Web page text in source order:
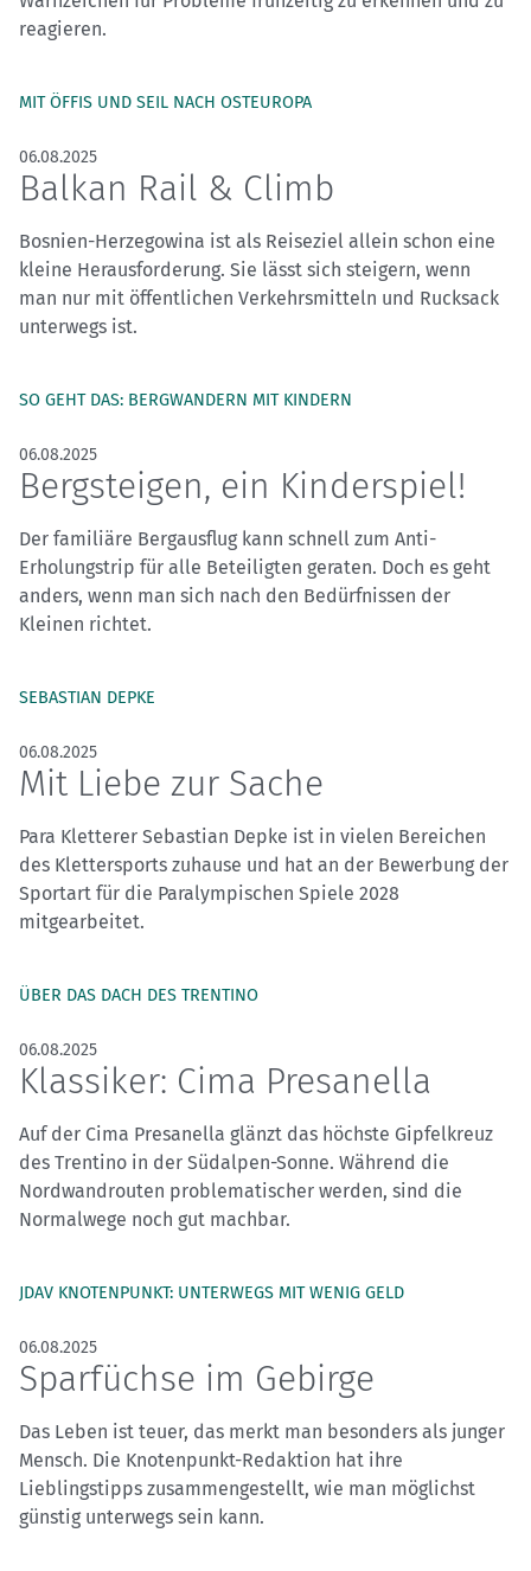
reagieren.
MIT ÖFFIS UND SEIL NACH OSTEUROPA
06.08.2025
Balkan Rail & Climb
Bosnien-Herzegowina ist als Reiseziel allein schon eine
kleine Herausforderung. Sie lässt sich steigern, wenn
man nur mit öffentlichen Verkehrsmitteln und Rucksack
unterwegs ist.
SO GEHT DAS: BERGWANDERN MIT KINDERN
06.08.2025
Bergsteigen, ein Kinderspiel!
Der familiäre Bergausflug kann schnell zum Anti-
Erholungstrip für alle Beteiligten geraten. Doch es geht
anders, wenn man sich nach den Bedürfnissen der
Kleinen richtet.
SEBASTIAN DEPKE
06.08.2025
Mit Liebe zur Sache
Para Kletterer Sebastian Depke ist in vielen Bereichen
des Klettersports zuhause und hat an der Bewerbung der
Sportart für die Paralympischen Spiele 2028
mitgearbeitet.
ÜBER DAS DACH DES TRENTINO
06.08.2025
Klassiker: Cima Presanella
Auf der Cima Presanella glänzt das höchste Gipfelkreuz
des Trentino in der Südalpen-Sonne. Während die
Nordwandrouten problematischer werden, sind die
Normalwege noch gut machbar.
JDAV KNOTENPUNKT: UNTERWEGS MIT WENIG GELD
06.08.2025
Sparfüchse im Gebirge
Das Leben ist teuer, das merkt man besonders als junger
Mensch. Die Knotenpunkt-Redaktion hat ihre
Lieblingstipps zusammengestellt, wie man möglichst
günstig unterwegs sein kann.